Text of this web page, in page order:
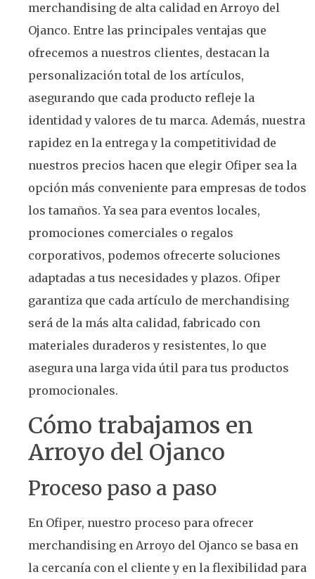
merchandising de alta calidad en Arroyo del
Ojanco. Entre las principales ventajas que
ofrecemos a nuestros clientes, destacan la
personalización total de los artículos,
asegurando que cada producto refleje la
identidad y valores de tu marca. Además, nuestra
rapidez en la entrega y la competitividad de
nuestros precios hacen que elegir Ofiper sea la
opción más conveniente para empresas de todos
los tamaños. Ya sea para eventos locales,
promociones comerciales o regalos
corporativos, podemos ofrecerte soluciones
adaptadas a tus necesidades y plazos. Ofiper
garantiza que cada artículo de merchandising
será de la más alta calidad, fabricado con
materiales duraderos y resistentes, lo que
asegura una larga vida útil para tus productos
promocionales.
Cómo trabajamos en
Arroyo del Ojanco
Proceso paso a paso
En Ofiper, nuestro proceso para ofrecer
merchandising en Arroyo del Ojanco se basa en
la cercanía con el cliente y en la flexibilidad para